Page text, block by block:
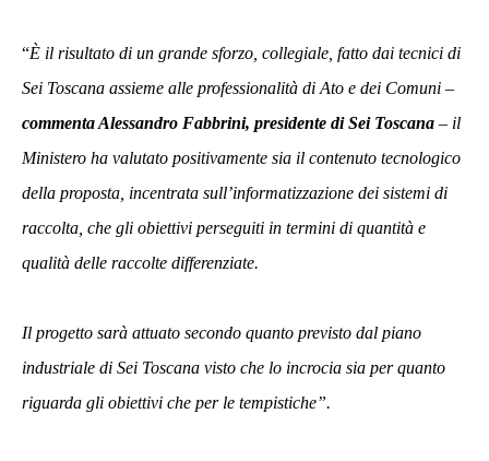
“È il risultato di un grande sforzo, collegiale, fatto dai tecnici di
Sei Toscana assieme alle professionalità di Ato e dei Comuni –
commenta Alessandro Fabbrini, presidente di Sei Toscana – il
Ministero ha valutato positivamente sia il contenuto tecnologico
della proposta, incentrata sull’informatizzazione dei sistemi di
raccolta, che gli obiettivi perseguiti in termini di quantità e
qualità delle raccolte differenziate.
Il progetto sarà attuato secondo quanto previsto dal piano
industriale di Sei Toscana visto che lo incrocia sia per quanto
riguarda gli obiettivi che per le tempistiche”.